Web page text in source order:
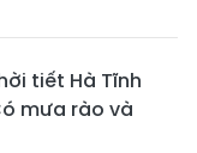
tiết Hà Tĩnh
mưa rào và